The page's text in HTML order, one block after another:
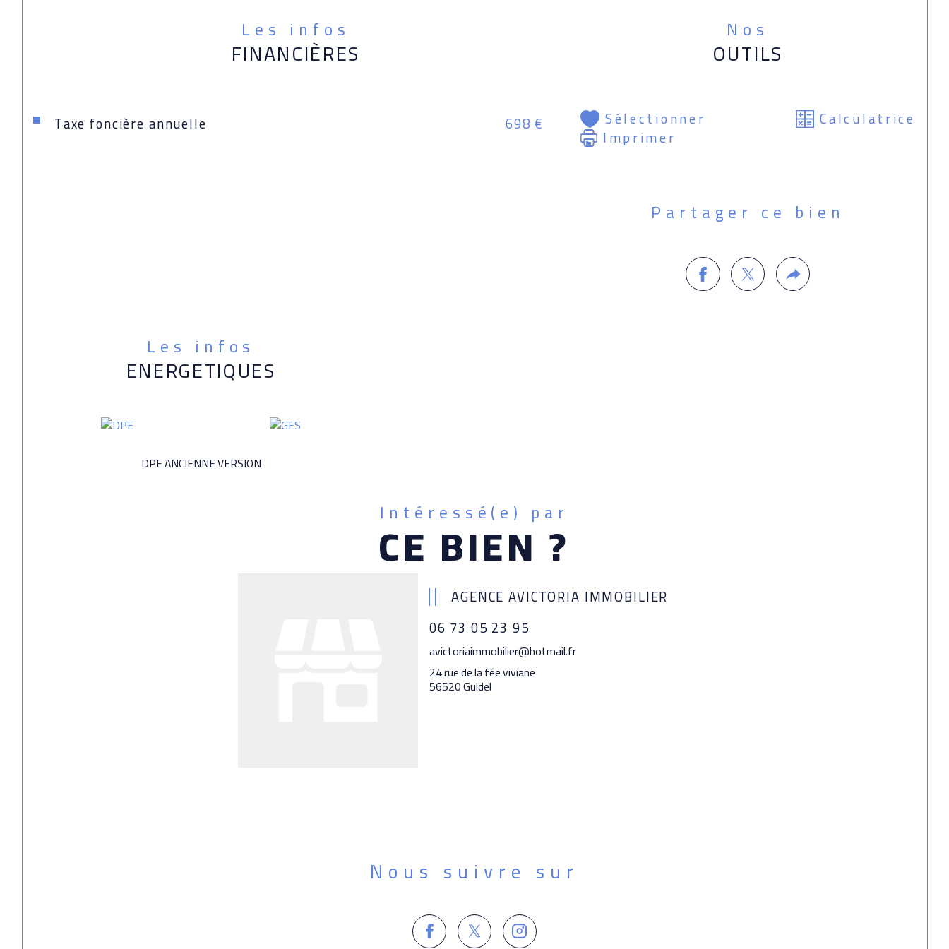
Les infos
FINANCIÈRES
Taxe foncière annuelle 698 €
Nos
OUTILS
Sélectionner Calculatrice
Imprimer
Partager ce bien
Les infos
ENERGETIQUES
DPE ANCIENNE VERSION
Intéressé(e) par
CE BIEN ?
AGENCE AVICTORIA IMMOBILIER
06 73 05 23 95
avictoriaimmobilier@hotmail.fr
24 rue de la fée viviane
56520 Guidel
Nous suivre sur